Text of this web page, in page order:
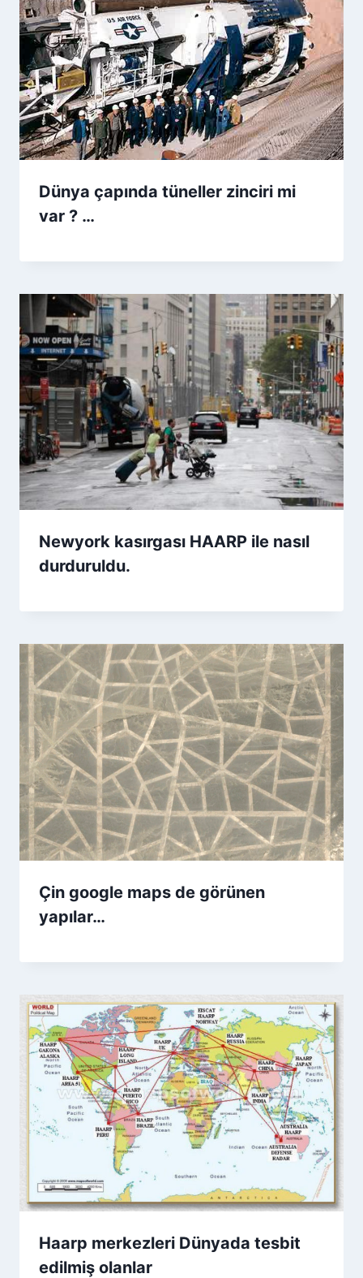
Dünya çapında tüneller zinciri mi
var ? …
Newyork kasırgası HAARP ile nasıl
durduruldu.
Çin google maps de görünen
yapılar…
Haarp merkezleri Dünyada tesbit
edilmiş olanlar